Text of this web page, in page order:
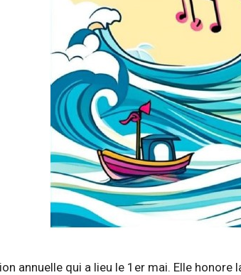
annuelle qui a lieu le 1er mai. Elle